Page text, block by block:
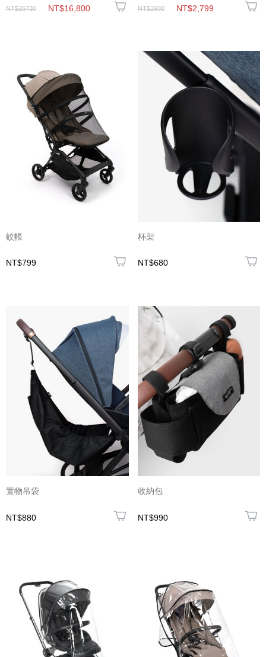
NT$26730 NT$16,800 NT$2930 NT$2,799
蚊帳
NT$799
杯架
NT$680
置物吊袋
NT$880
收納包
NT$990